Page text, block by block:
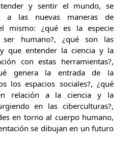
y sentir el mundo, se
a las nuevas maneras de
mismo: ¿qué es la especie
ser humano?, ¿qué son las
que entender la ciencia y la
con estas herramientas?,
genera la entrada de la
los espacios sociales?, ¿qué
relación a la ciencia y la
en las ciberculturas?,
en torno al cuerpo humano,
se dibujan en un futuro